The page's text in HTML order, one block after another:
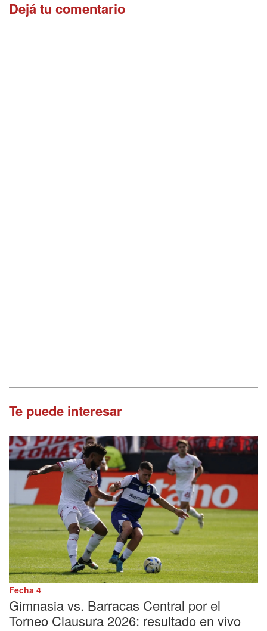
Dejá tu comentario
Te puede interesar
Fecha 4
Gimnasia vs. Barracas Central por el
Torneo Clausura 2026: resultado en vivo